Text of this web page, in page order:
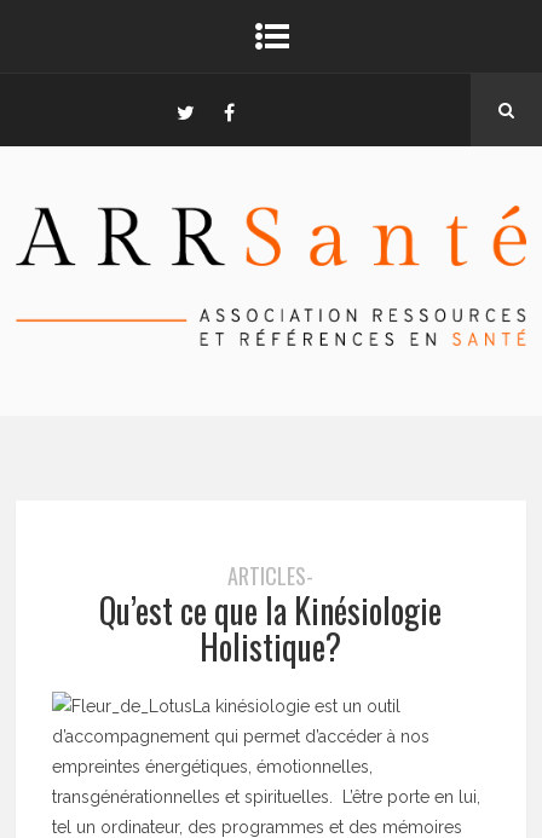
ARTICLES-
Qu’est ce que la Kinésiologie
Holistique?
La kinésiologie est un outil
d’accompagnement qui permet d’accéder à nos
empreintes énergétiques, émotionnelles,
transgénérationnelles et spirituelles. L’être porte en lui,
tel un ordinateur, des programmes et des mémoires